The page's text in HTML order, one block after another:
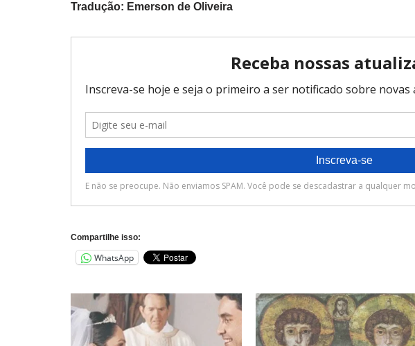
Tradução: Emerson de Oliveira
Compartilhe isso:
WhatsApp